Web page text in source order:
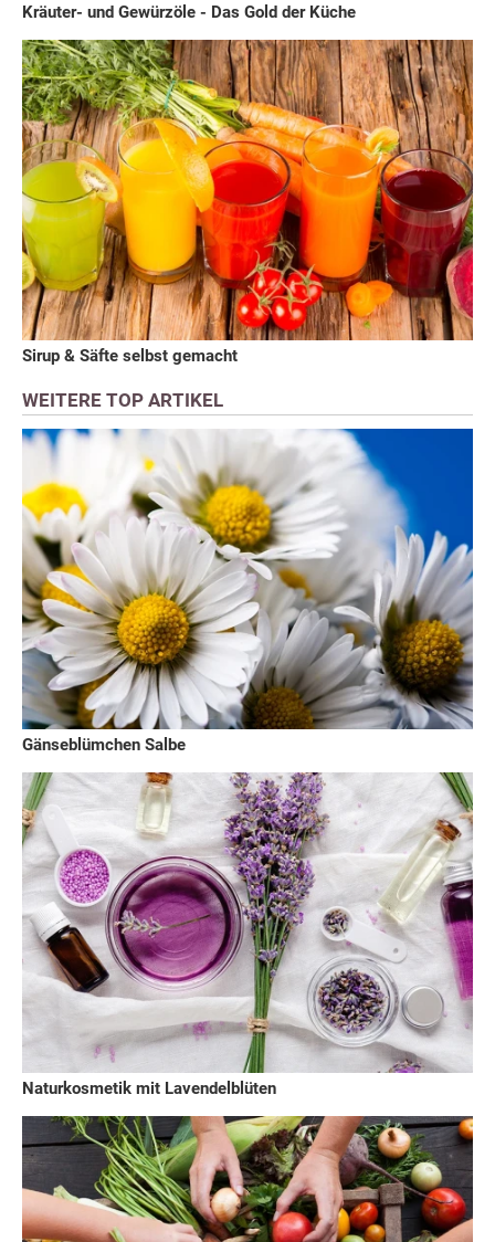
Kräuter- und Gewürzöle - Das Gold der Küche
Sirup & Säfte selbst gemacht
WEITERE TOP ARTIKEL
Gänseblümchen Salbe
Naturkosmetik mit Lavendelblüten